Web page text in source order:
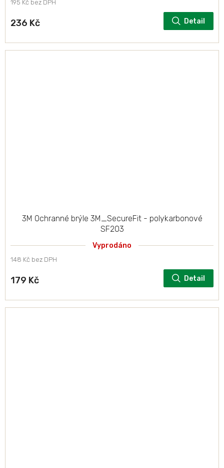
195 Kč bez DPH
236 Kč Detail
3M Ochranné brýle 3M_SecureFit - polykarbonové
SF203
Vyprodáno
148 Kč bez DPH
179 Kč Detail